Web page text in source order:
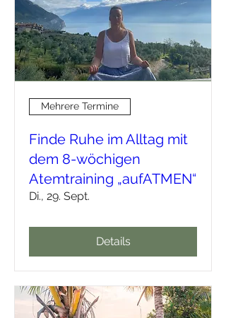
Mehrere Termine
Finde Ruhe im Alltag mit
dem 8-wöchigen
Atemtraining „aufATMEN“
Di., 29. Sept.
Details